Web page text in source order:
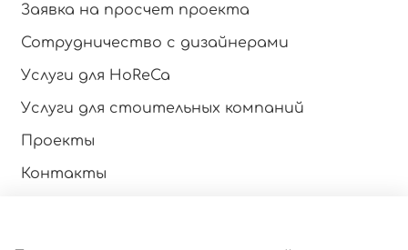
Заявка на просчет проекта
Сотрудничество с дизайнерами
Услуги для HoReCa
Услуги для стоительных компаний
Проекты
Контакты